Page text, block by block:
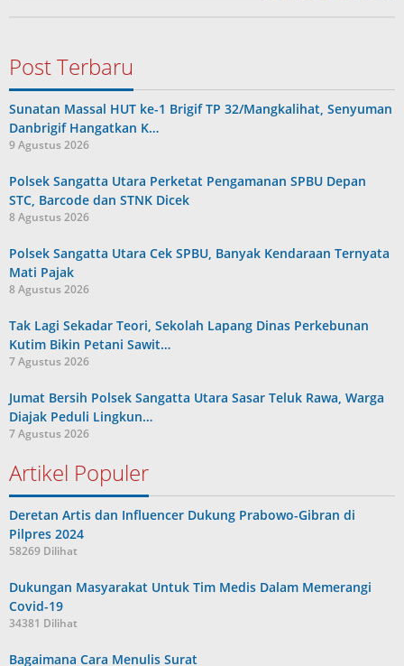
Post Terbaru
Sunatan Massal HUT ke-1 Brigif TP 32/Mangkalihat, Senyuman
Danbrigif Hangatkan K…
9 Agustus 2026
Polsek Sangatta Utara Perketat Pengamanan SPBU Depan
STC, Barcode dan STNK Dicek
8 Agustus 2026
Polsek Sangatta Utara Cek SPBU, Banyak Kendaraan Ternyata
Mati Pajak
8 Agustus 2026
Tak Lagi Sekadar Teori, Sekolah Lapang Dinas Perkebunan
Kutim Bikin Petani Sawit…
7 Agustus 2026
Jumat Bersih Polsek Sangatta Utara Sasar Teluk Rawa, Warga
Diajak Peduli Lingkun…
7 Agustus 2026
Artikel Populer
Deretan Artis dan Influencer Dukung Prabowo-Gibran di
Pilpres 2024
58269 Dilihat
Dukungan Masyarakat Untuk Tim Medis Dalam Memerangi
Covid-19
34381 Dilihat
Bagaimana Cara Menulis Surat